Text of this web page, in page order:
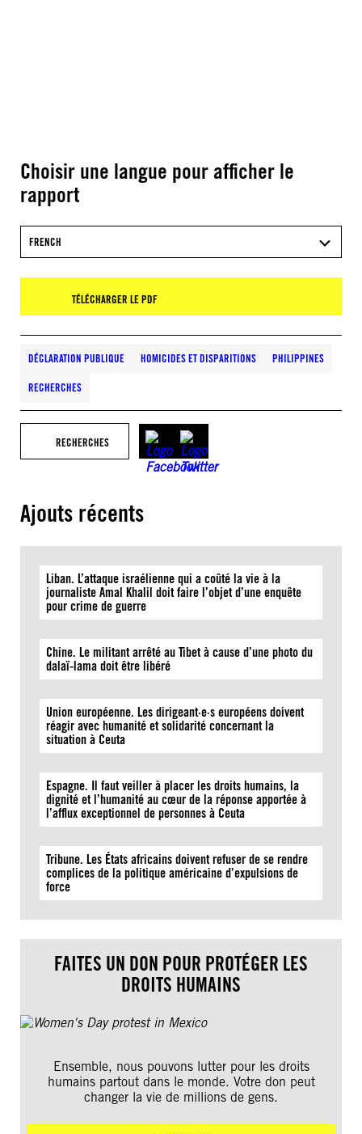
Choisir une langue pour afficher le
rapport
FRENCH
TÉLÉCHARGER LE PDF
DÉCLARATION PUBLIQUE HOMICIDES ET DISPARITIONS PHILIPPINES
RECHERCHES
RECHERCHES
Ajouts récents
Liban. L’attaque israélienne qui a coûté la vie à la
journaliste Amal Khalil doit faire l’objet d’une enquête
pour crime de guerre
Chine. Le militant arrêté au Tibet à cause d’une photo du
dalaï-lama doit être libéré
Union européenne. Les dirigeant·e·s européens doivent
réagir avec humanité et solidarité concernant la
situation à Ceuta
Espagne. Il faut veiller à placer les droits humains, la
dignité et l’humanité au cœur de la réponse apportée à
l’afflux exceptionnel de personnes à Ceuta
Tribune. Les États africains doivent refuser de se rendre
complices de la politique américaine d’expulsions de
force
FAITES UN DON POUR PROTÉGER LES
DROITS HUMAINS
Ensemble, nous pouvons lutter pour les droits
humains partout dans le monde. Votre don peut
changer la vie de millions de gens.